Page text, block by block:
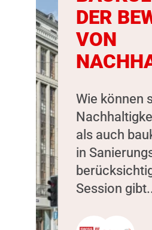
DER
VON
Wie können
als auch
in
Session